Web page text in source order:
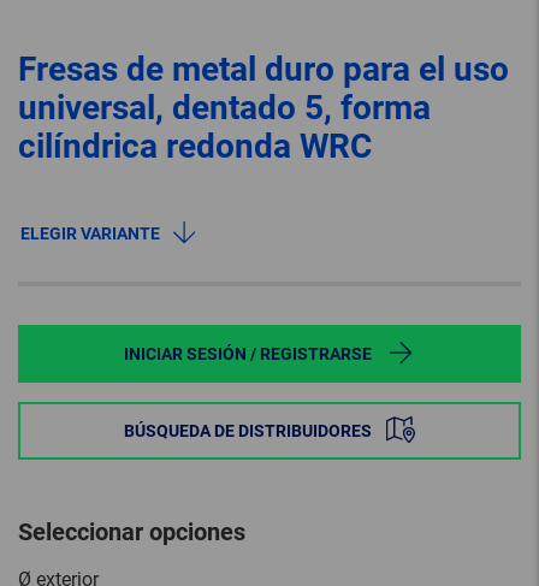
Fresas de metal duro para el uso
universal, dentado 5, forma
cilíndrica redonda WRC
ELEGIR VARIANTE
INICIAR SESIÓN / REGISTRARSE
BÚSQUEDA DE DISTRIBUIDORES
Seleccionar opciones
Ø exterior